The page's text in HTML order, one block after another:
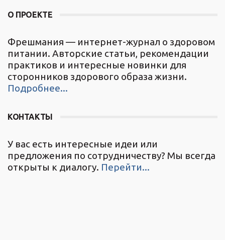
О ПРОЕКТЕ
Фрешмания — интернет-журнал о здоровом
питании. Авторские статьи, рекомендации
практиков и интересные новинки для
сторонников здорового образа жизни.
Подробнее...
КОНТАКТЫ
У вас есть интересные идеи или
предложения по сотрудничеству? Мы всегда
открыты к диалогу. Перейти...